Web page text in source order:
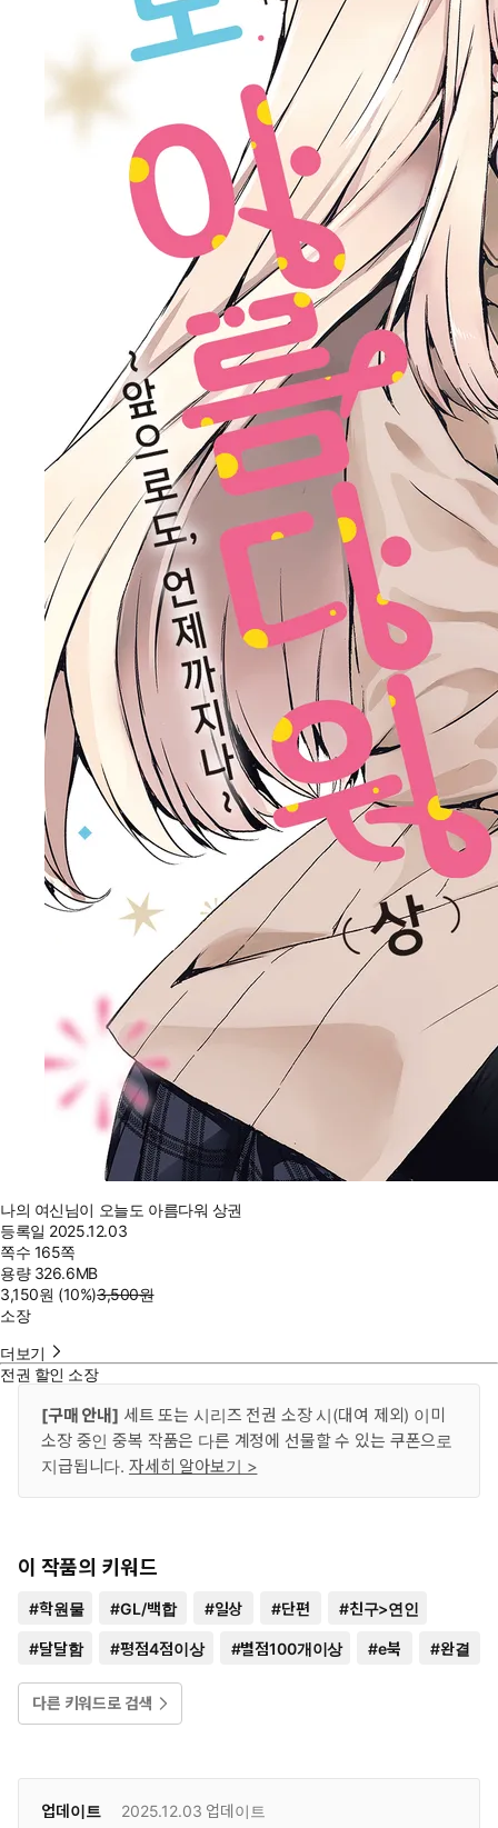
나의 여신님이 오늘도 아름다워 상권
등록일 2025.12.03
쪽수 165쪽
용량 326.6MB
3,150원 (10%)3,500원
소장
더보기
전권 할인 소장
[구매 안내] 세트 또는 시리즈 전권 소장 시(대여 제외) 이미
소장 중인 중복 작품은 다른 계정에 선물할 수 있는 쿠폰으로
지급됩니다. 자세히 알아보기 >
이 작품의 키워드
#학원물 #GL/백합 #일상 #단편 #친구>연인
#달달함 #평점4점이상 #별점100개이상 #e북 #완결
다른 키워드로 검색
업데이트 2025.12.03 업데이트